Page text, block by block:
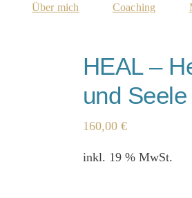
Über mich Coaching
HEAL –
und Seele
160,00 €
inkl. 19 % MwSt.